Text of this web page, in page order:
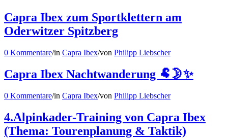
Capra Ibex zum Sportklettern am
Oderwitzer Spitzberg
0 Kommentare/in Capra Ibex/von Philipp Liebscher
Capra Ibex Nachtwanderung 🐏🌛✨
0 Kommentare/in Capra Ibex/von Philipp Liebscher
4.Alpinkader-Training von Capra Ibex
(Thema: Tourenplanung & Taktik)